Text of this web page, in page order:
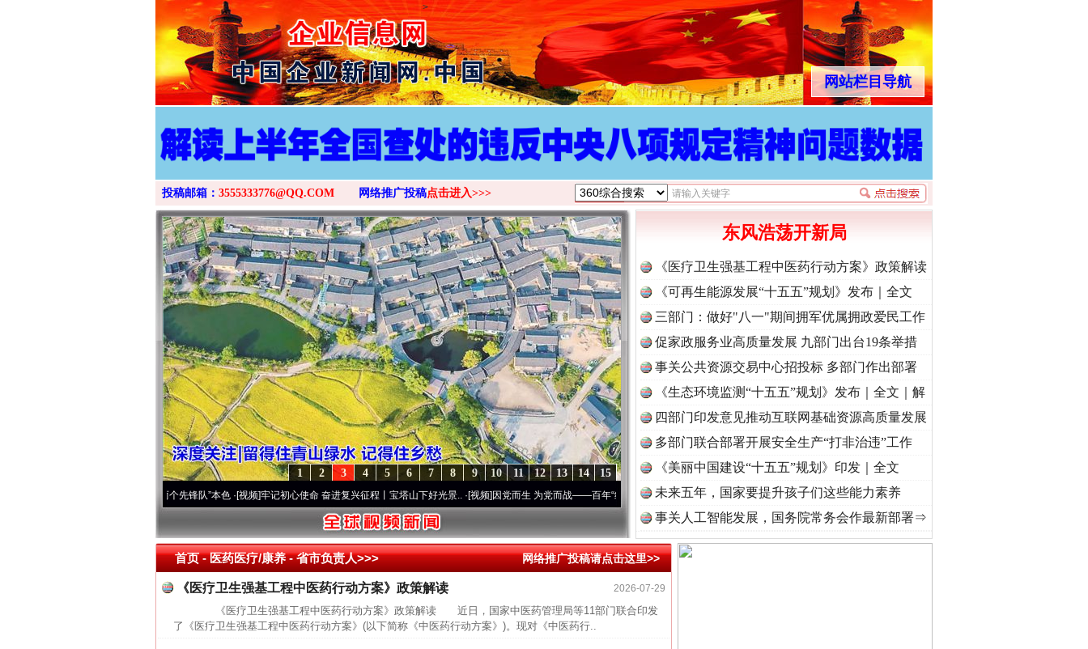
>
网站栏目导航
投稿邮箱： 3555333776@QQ.COM 网络推广投稿点击进入>>>
15
14
13
12
11
10
9
8
7
6
5
4
3
2
1
永葆“两个先锋队”本色·[视频]牢记初心使命 奋进复兴征程丨宝塔山下好光景..·[视频]因党而生 为党而战——百年“纪”事⑧加强纪律..·[视频]牢记初心使命 奋进复兴征程丨“转折之城”激荡..·[视频]
东风浩荡开新局
《医疗卫生强基工程中医药行动方案》政策解读
《可再生能源发展“十五五”规划》发布｜全文
三部门：做好"八一"期间拥军优属拥政爱民工作
促家政服务业高质量发展 九部门出台19条举措
事关公共资源交易中心招投标 多部门作出部署
《生态环境监测“十五五”规划》发布｜全文｜解
读
四部门印发意见推动互联网基础资源高质量发展
多部门联合部署开展安全生产“打非治违”工作
《美丽中国建设“十五五”规划》印发｜全文
未来五年，国家要提升孩子们这些能力素养
事关人工智能发展，国务院常务会作最新部署⇒
首页- 医药医疗/康养 -省市负责人>>> 网络推广投稿请点击这里>>
2026-07-29
《医疗卫生强基工程中医药行动方案》政策解读
《医疗卫生强基工程中医药行动方案》政策解读 近日，国家中医药管理局等11部门联合印发
了《医疗卫生强基工程中医药行动方案》(以下简称《中医药行动方案》)。现对《中医药行..